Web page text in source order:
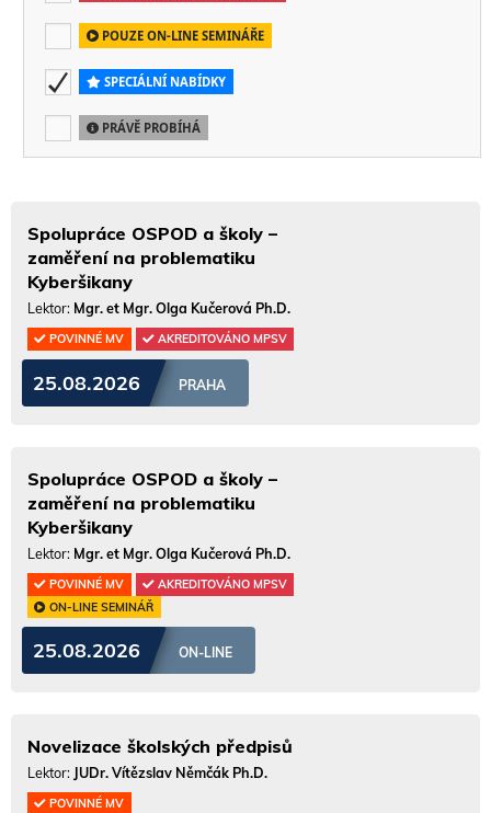
POUZE ON-LINE SEMINÁŘE
SPECIÁLNÍ NABÍDKY
PRÁVĚ PROBÍHÁ
Spolupráce OSPOD a školy –
zaměření na problematiku
Kyberšikany
Lektor: Mgr. et Mgr. Olga Kučerová Ph.D.
POVINNÉ MV AKREDITOVÁNO MPSV
25.08.2026 PRAHA
Spolupráce OSPOD a školy –
zaměření na problematiku
Kyberšikany
Lektor: Mgr. et Mgr. Olga Kučerová Ph.D.
POVINNÉ MV
AKREDITOVÁNO MPSV
ON-LINE SEMINÁŘ
25.08.2026 ON-LINE
Novelizace školských předpisů
Lektor: JUDr. Vítězslav Němčák Ph.D.
POVINNÉ MV